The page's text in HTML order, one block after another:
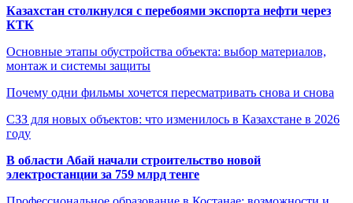
Казахстан столкнулся с перебоями экспорта нефти через
КТК
Основные этапы обустройства объекта: выбор материалов,
монтаж и системы защиты
Почему одни фильмы хочется пересматривать снова и снова
СЗЗ для новых объектов: что изменилось в Казахстане в 2026
году
В области Абай начали строительство новой
электростанции за 759 млрд тенге